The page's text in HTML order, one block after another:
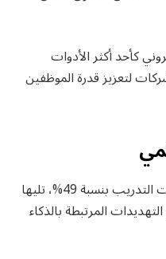
كأحد أكثر الأدوات
69% من الشركات لتعزيز قدرة الموظفين
تتصدر حماية البيانات قائمة أولويات التدريب بنسبة 49%، تليها
بنسبة 42%، ثم التهديدات المرتبطة بالذكاء